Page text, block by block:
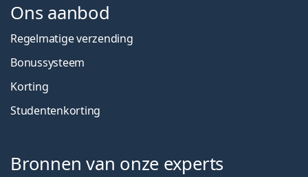
Ons aanbod
Regelmatige verzending
Bonussysteem
Korting
Studentenkorting
Bronnen van onze experts